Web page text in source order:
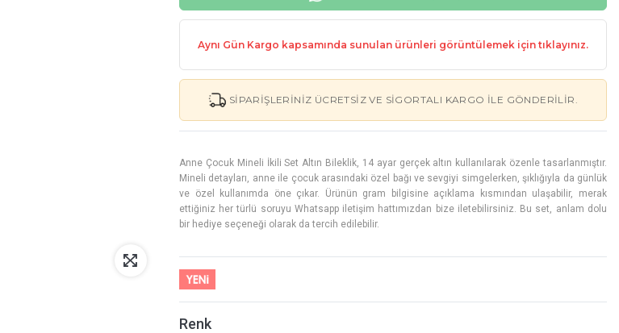
Aynı Gün Kargo kapsamında sunulan ürünleri görüntülemek için tıklayınız.
SIPARIŞLERINIZ ÜCRETSIZ VE SIGORTALI KARGO ILE GÖNDERILIR.
Anne Çocuk Mineli İkili Set Altın Bileklik, 14 ayar gerçek altın kullanılarak özenle tasarlanmıştır.
Mineli detayları, anne ile çocuk arasındaki özel bağı ve sevgiyi simgelerken, şıklığıyla da günlük
ve özel kullanımda öne çıkar. Ürünün gram bilgisine açıklama kısmından ulaşabilir, merak
ettiğiniz her türlü soruyu Whatsapp iletişim hattımızdan bize iletebilirsiniz. Bu set, anlam dolu
bir hediye seçeneği olarak da tercih edilebilir.
Renk